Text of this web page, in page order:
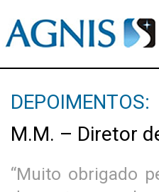
DEPOIMENTOS:
M.M. – Diretor
“Muito obrigado